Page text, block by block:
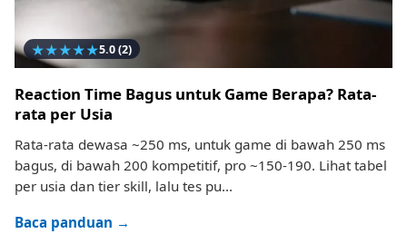
★★★★★5.0(2)
Reaction Time Bagus untuk Game Berapa? Rata-
rata per Usia
Rata-rata dewasa ~250 ms, untuk game di bawah 250 ms
bagus, di bawah 200 kompetitif, pro ~150-190. Lihat tabel
per usia dan tier skill, lalu tes pu...
Baca panduan →